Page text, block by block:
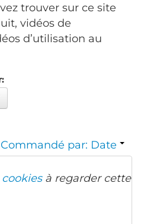
trouver sur ce site
vidéos de
d’utilisation au
Commandé par: Date
à regarder cette